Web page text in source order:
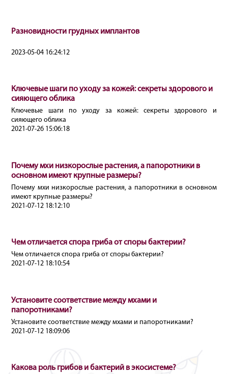
Разновидности грудных имплантов
2023-05-04 16:24:12
Ключевые шаги по уходу за кожей: секреты здорового и
сияющего облика
Ключевые шаги по уходу за кожей: секреты здорового и
сияющего облика
2021-07-26 15:06:18
Почему мхи низкорослые растения, а папоротники в
основном имеют крупные размеры?
Почему мхи низкорослые растения, а папоротники в основном
имеют крупные размеры?
2021-07-12 18:12:10
Чем отличается спора гриба от споры бактерии?
Чем отличается спора гриба от споры бактерии?
2021-07-12 18:10:54
Установите соответствие между мхами и
папоротниками?
Установите соответствие между мхами и папоротниками?
2021-07-12 18:09:06
Какова роль грибов и бактерий в экосистеме?